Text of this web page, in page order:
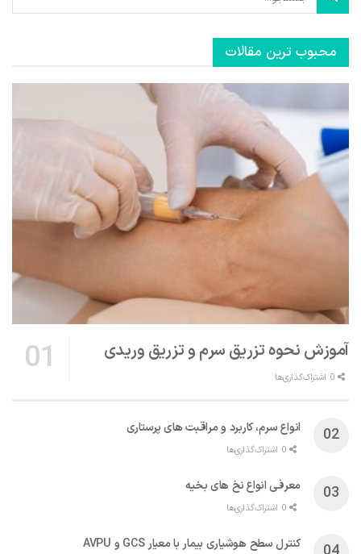
محبوب ترین مقالات
آموزش نحوه تزریق سرم و تزریق وریدی
انواع سرم، کاربرد و مراقبت‌ های پرستاری
معرفی انواع نخ های بخیه
کنترل سطح هوشیاری بیمار با معیار GCS و AVPU